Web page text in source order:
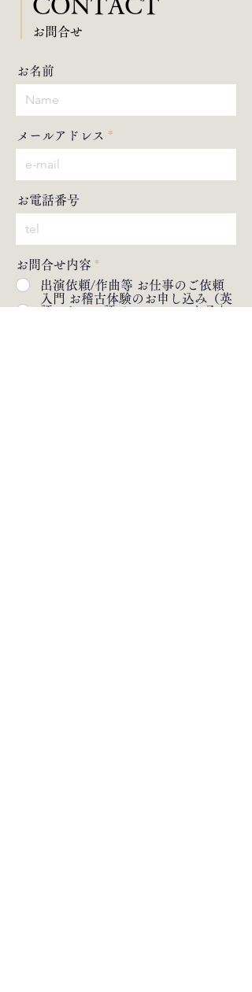
CONTACT
​お問合せ
お名前
メールアドレス
お電話番号
お問合せ内容 *
出演依頼/作曲等 お仕事のご依頼
入門 お稽古体験のお申し込み（英
語・ドイツ語でのレッスンも承り